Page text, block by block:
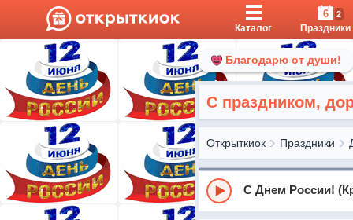
Каталог
6 2
Праздники
Благодарю от души!
С праздником,
Открыткиок Праздники
С Днем России!